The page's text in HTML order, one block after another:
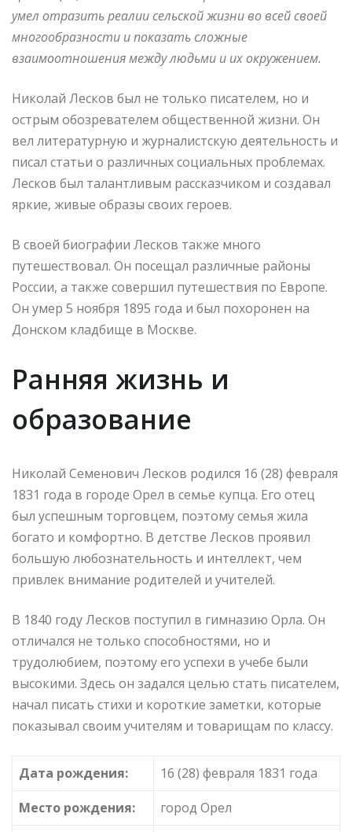
умел отразить реалии сельской жизни во всей своей
многообразности и показать сложные
взаимоотношения между людьми и их окружением.
Николай Лесков был не только писателем, но и
острым обозревателем общественной жизни. Он
вел литературную и журналистскую деятельность и
писал статьи о различных социальных проблемах.
Лесков был талантливым рассказчиком и создавал
яркие, живые образы своих героев.
В своей биографии Лесков также много
путешествовал. Он посещал различные районы
России, а также совершил путешествия по Европе.
Он умер 5 ноября 1895 года и был похоронен на
Донском кладбище в Москве.
Ранняя жизнь и
образование
Николай Семенович Лесков родился 16 (28) февраля
1831 года в городе Орел в семье купца. Его отец
был успешным торговцем, поэтому семья жила
богато и комфортно. В детстве Лесков проявил
большую любознательность и интеллект, чем
привлек внимание родителей и учителей.
В 1840 году Лесков поступил в гимназию Орла. Он
отличался не только способностями, но и
трудолюбием, поэтому его успехи в учебе были
высокими. Здесь он задался целью стать писателем,
начал писать стихи и короткие заметки, которые
показывал своим учителям и товарищам по классу.
Дата рождения:
16 (28) февраля 1831 года
Место рождения:
город Орел